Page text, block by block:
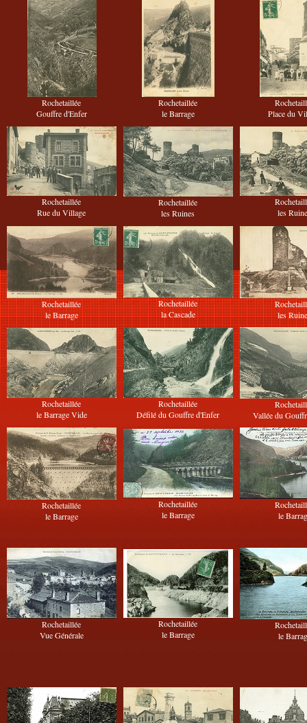
Rochetaillée
Gouffre d'Enfer
Rochetaillée
le Barrage
Place du
Rochetaillée
Rue du Village
Rochetaillée
les Ruines
les
Rochetaillée
le Barrage
Rochetaillée
la Cascade
les
Rochetaillée
le Barrage Vide
Rochetaillée
Défilé du Gouffre d'Enfer
Vallée du
Rochetaillée
le Barrage
Rochetaillée
le Barrage
le
Rochetaillée
Vue Générale
Rochetaillée
le Barrage
le